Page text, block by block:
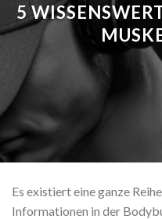
5
Es existiert eine ganze
Informationen in der